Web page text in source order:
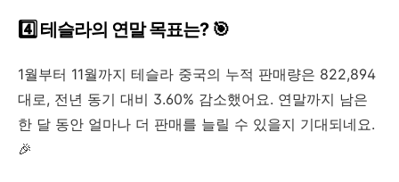
4️⃣ 테슬라의 연말 목표는? 🎯
1월부터 11월까지 테슬라 중국의 누적 판매량은 822,894
대로, 전년 동기 대비 3.60% 감소했어요. 연말까지 남은
한 달 동안 얼마나 더 판매를 늘릴 수 있을지 기대되네요.
🎉